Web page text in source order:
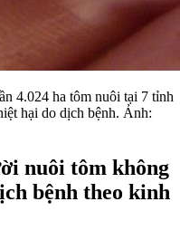
4.024 ha tôm nuôi tại 7 tỉnh
hại do dịch bệnh. Ảnh:
nuôi tôm không
bệnh theo kinh